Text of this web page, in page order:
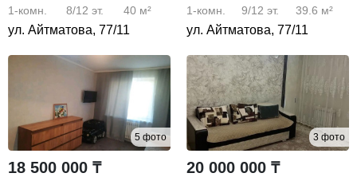
1-комн. 8/12 эт. 40 м²
ул. Айтматова, 77/11
1-комн. 9/12 эт. 39.6 м²
ул. Айтматова, 77/11
5 фото
18 500 000 ₸
3 фото
20 000 000 ₸